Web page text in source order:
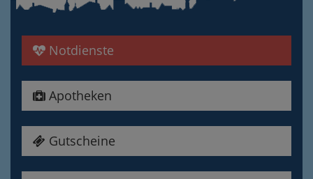
Notdienste
Apotheken
Gutscheine